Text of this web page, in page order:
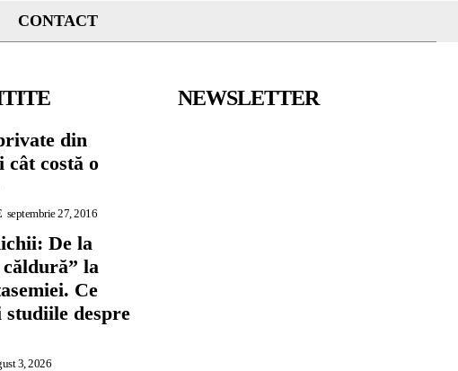
CONTACT
din
cât costă o
septembrie 27, 2016
De la
la
Ce
studiile despre
3, 2026
NEWSLETTER